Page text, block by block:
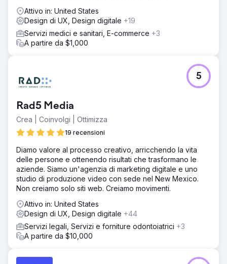
Attivo in: United States
Design di UX, Design digitale +19
Servizi medici e sanitari, E-commerce +3
A partire da $1,000
Rad5 Media
Crea | Coinvolgi | Ottimizza
19 recensioni
5
Diamo valore al processo creativo, arricchendo la vita
delle persone e ottenendo risultati che trasformano le
aziende. Siamo un'agenzia di marketing digitale e uno
studio di produzione video con sede nel New Mexico.
Non creiamo solo siti web. Creiamo movimenti.
Attivo in: United States
Design di UX, Design digitale +44
Servizi legali, Servizi e forniture odontoiatrici +3
A partire da $10,000